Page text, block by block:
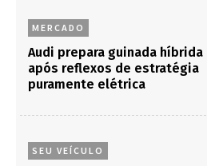
MERCADO
Audi prepara guinada híbrida
após reflexos de estratégia
puramente elétrica
SEU VEÍCULO